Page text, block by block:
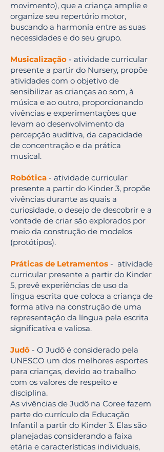
movimento), que a criança amplie e
organize seu repertório motor,
buscando a harmonia entre as suas
necessidades e do seu grupo.
Musicalização - atividade curricular
presente a partir do Nursery, propõe
atividades com o objetivo de
sensibilizar as crianças ao som, à
música e ao outro, proporcionando
vivências e experimentações que
levam ao desenvolvimento da
percepção auditiva, da capacidade
de concentração e da prática
musical.
Robótica - atividade curricular
presente a partir do Kinder 3, propõe
vivências durante as quais a
curiosidade, o desejo de descobrir e a
vontade de criar são explorados por
meio da construção de modelos
(protótipos).
Práticas de Letramentos - atividade
curricular presente a partir do Kinder
5, prevê experiências de uso da
língua escrita que coloca a criança de
forma ativa na construção de uma
representação da língua pela escrita
significativa e valiosa.
Judô - O Judô é considerado pela
UNESCO um dos melhores esportes
para crianças, devido ao trabalho
com os valores de respeito e
disciplina.
As vivências de Judô na Coree fazem
parte do currículo da Educação
Infantil a partir do Kinder 3. Elas são
planejadas considerando a faixa
etária e características individuais,